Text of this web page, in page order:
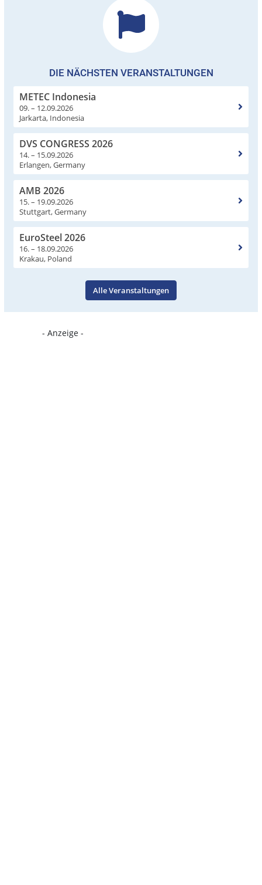
DIE NÄCHSTEN VERANSTALTUNGEN
METEC Indonesia
09. – 12.09.2026
Jarkarta, Indonesia
DVS CONGRESS 2026
14. – 15.09.2026
Erlangen, Germany
AMB 2026
15. – 19.09.2026
Stuttgart, Germany
EuroSteel 2026
16. – 18.09.2026
Krakau, Poland
Alle Veranstaltungen
- Anzeige -